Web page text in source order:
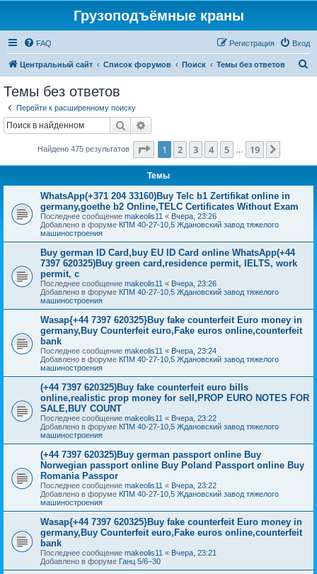
Грузоподъёмные краны
FAQ Вход
Регистрация
Центральный сайт Список форумов Поиск Темы без ответов
Темы без ответов
Перейти к расширенному поиску
Поиск
Найдено 475 результатов Страница из 19
1 2 3 4 5 19
Темы
WhatsApp(+371 204 33160)Buy Telc b1 Zertifikat online in
germany,goethe b2 Online,TELC Certificates Without Exam
Последнее сообщение makeolis11 « Вчера, 23:26
Добавлено в форуме КПМ 40-27-10,5 Ждановский завод тяжелого
машиностроения
Buy german ID Card,buy EU ID Card online WhatsApp(+44
7397 620325)Buy green card,residence permit, IELTS, work
permit, c
Последнее сообщение makeolis11 « Вчера, 23:26
Добавлено в форуме КПМ 40-27-10,5 Ждановский завод тяжелого
машиностроения
Wasap{+44 7397 620325}Buy fake counterfeit Euro money in
germany,Buy Counterfeit euro,Fake euros online,counterfeit
bank
Последнее сообщение makeolis11 « Вчера, 23:24
Добавлено в форуме КПМ 40-27-10,5 Ждановский завод тяжелого
машиностроения
(+44 7397 620325)Buy fake counterfeit euro bills
online,realistic prop money for sell,PROP EURO NOTES FOR
SALE,BUY COUNT
Последнее сообщение makeolis11 « Вчера, 23:22
Добавлено в форуме КПМ 40-27-10,5 Ждановский завод тяжелого
машиностроения
(+44 7397 620325)Buy german passport online Buy
Norwegian passport online Buy Poland Passport online Buy
Romania Passpor
Последнее сообщение makeolis11 « Вчера, 23:22
Добавлено в форуме КПМ 40-27-10,5 Ждановский завод тяжелого
машиностроения
Wasap{+44 7397 620325}Buy fake counterfeit Euro money in
germany,Buy Counterfeit euro,Fake euros online,counterfeit
bank
Последнее сообщение makeolis11 « Вчера, 23:21
Добавлено в форуме Ганц 5/6–30